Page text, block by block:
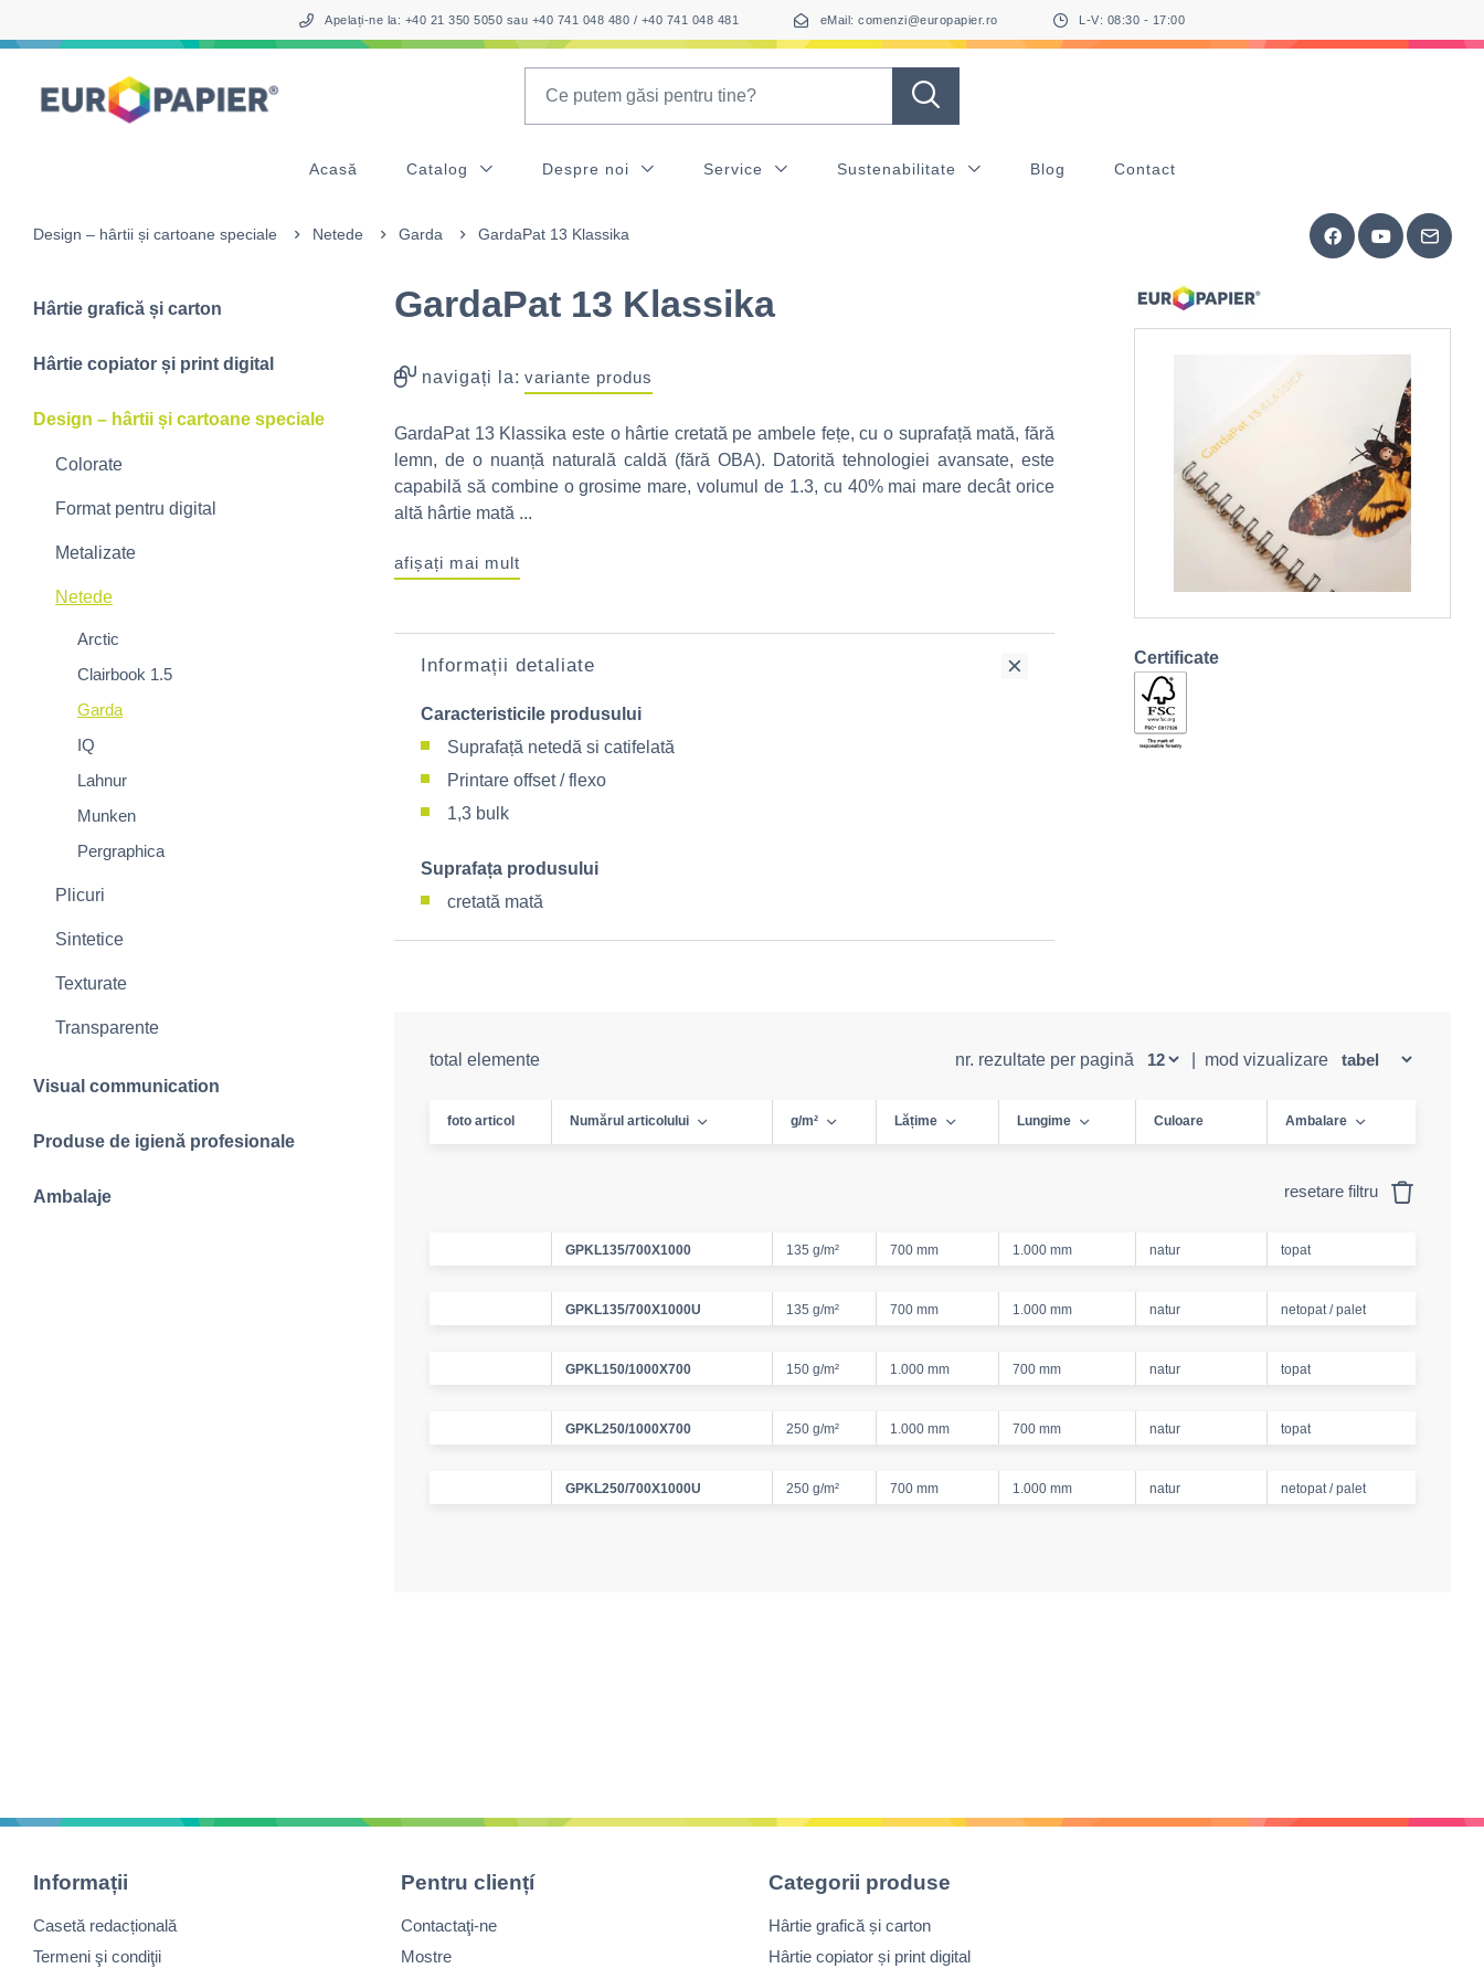
Apelați-ne la: +40 21 350 5050 sau +40 741 048 480 / +40 741 048 481 eMail: comenzi@europapier.ro L-V: 08:30 - 17:00
Acasă Catalog Despre noi Service Sustenabilitate Blog Contact
Design – hârtii și cartoane speciale Netede Garda GardaPat 13 Klassika
Hârtie grafică și carton
Hârtie copiator și print digital
Design – hârtii și cartoane speciale
Colorate
Format pentru digital
Metalizate
Netede
Arctic
Clairbook 1.5
Garda
IQ
Lahnur
Munken
Pergraphica
Plicuri
Sintetice
Texturate
Transparente
Visual communication
Produse de igienă profesionale
Ambalaje
GardaPat 13 Klassika
navigați la: variante produs
GardaPat 13 Klassika este o hârtie cretată pe ambele fețe, cu o suprafață mată, fără
lemn, de o nuanță naturală caldă (fără OBA). Datorită tehnologiei avansate, este
capabilă să combine o grosime mare, volumul de 1.3, cu 40% mai mare decât orice
altă hârtie mată ...
afișați mai mult
Informații detaliate
Caracteristicile produsului
Suprafață netedă si catifelată
Printare offset / flexo
1,3 bulk
Suprafața produsului
cretată mată
Certificate
total elemente nr. rezultate per pagină mod vizualizare
foto articol Numărul articolului g/m² Lățime Lungime Culoare Ambalare
resetare filtru
GPKL135/700X1000 135 g/m² 700 mm 1.000 mm natur topat
GPKL135/700X1000U 135 g/m² 700 mm 1.000 mm natur netopat / palet
GPKL150/1000X700 150 g/m² 1.000 mm 700 mm natur topat
GPKL250/1000X700 250 g/m² 1.000 mm 700 mm natur topat
GPKL250/700X1000U 250 g/m² 700 mm 1.000 mm natur netopat / palet
Informații
Casetă redacțională
Termeni şi condiţii
Pentru cliențí
Contactaţi-ne
Mostre
Categorii produse
Hârtie grafică și carton
Hârtie copiator și print digital